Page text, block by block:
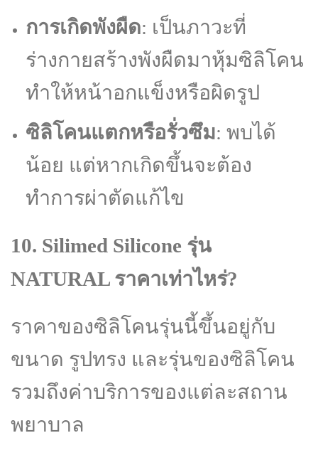
การเกิดพังผืด: เป็นภาวะที่
ร่างกายสร้างพังผืดมาหุ้มซิลิโคน
ทำให้หน้าอกแข็งหรือผิดรูป
ซิลิโคนแตกหรือรั่วซึม: พบได้
น้อย แต่หากเกิดขึ้นจะต้อง
ทำการผ่าตัดแก้ไข
10. Silimed Silicone รุ่น
NATURAL ราคาเท่าไหร่?
ราคาของซิลิโคนรุ่นนี้ขึ้นอยู่กับ
ขนาด รูปทรง และรุ่นของซิลิโคน
รวมถึงค่าบริการของแต่ละสถาน
พยาบาล